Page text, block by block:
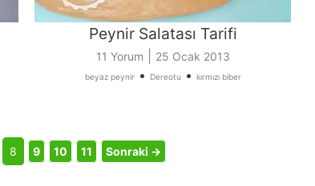
Peynir Salatası Tarifi
11 Yorum 25 Ocak 2013
beyaz peynir• Dereotu • kırmızı biber
8 9 10 11 Sonraki →